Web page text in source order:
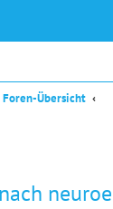
Foren-Übersicht